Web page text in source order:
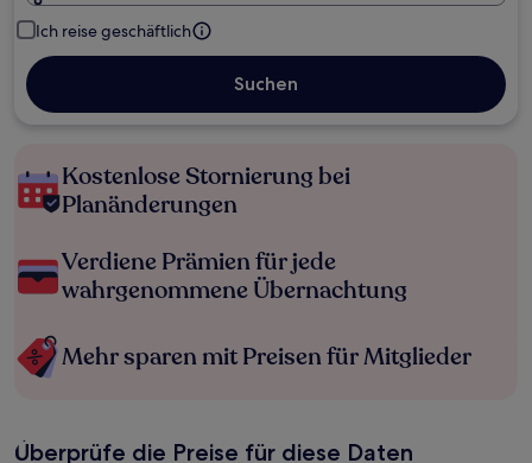
Ich reise geschäftlich
Suchen
Kostenlose Stornierung bei
Planänderungen
Verdiene Prämien für jede
wahrgenommene Übernachtung
Mehr sparen mit Preisen für Mitglieder
Überprüfe die Preise für diese Daten